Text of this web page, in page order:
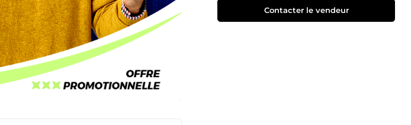
Contacter le vendeur